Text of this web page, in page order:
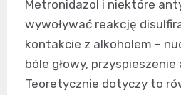
Metronidazol i niektóre
wywoływać reakcję
kontakcie z alkoholem –
bóle głowy, przyspieszenie
Teoretycznie dotyczy to